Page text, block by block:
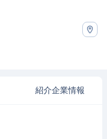
紹介企業情報